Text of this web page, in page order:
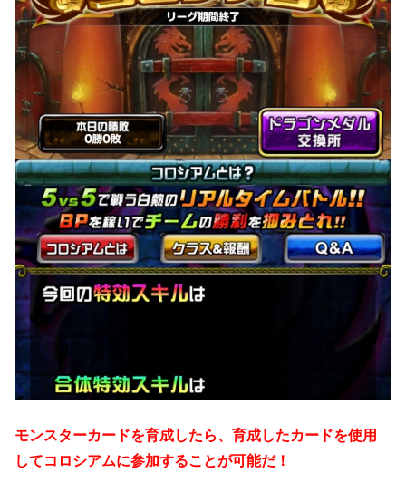
モンスターカードを育成したら、育成したカードを使用
してコロシアムに参加することが可能だ！